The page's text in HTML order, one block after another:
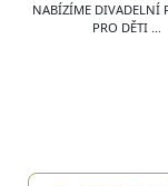
NABÍZÍME DIVADELNÍ
PRO DĚTI …